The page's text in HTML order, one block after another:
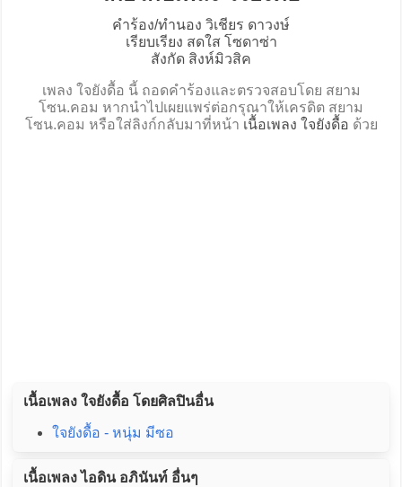
คำร้อง/ทำนอง วิเชียร ดาวงษ์
เรียบเรียง สดใส โซดาซ่า
สังกัด สิงห์มิวสิค
เพลง ใจยังดื้อ นี้ ถอดคำร้องและตรวจสอบโดย สยาม
โซน.คอม หากนำไปเผยแพร่ต่อกรุณาให้เครดิต สยาม
โซน.คอม หรือใส่ลิงก์กลับมาที่หน้า เนื้อเพลง ใจยังดื้อ ด้วย
เนื้อเพลง ใจยังดื้อ โดยศิลปินอื่น
ใจยังดื้อ - หนุ่ม มีซอ
เนื้อเพลง ไอดิน อภินันท์ อื่นๆ